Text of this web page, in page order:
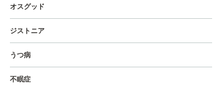
オスグッド
ジストニア
うつ病
不眠症